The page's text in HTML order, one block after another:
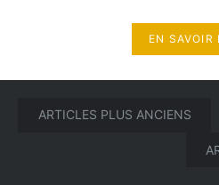
EN SAVOIR
Navigation
ARTICLES PLUS ANCIENS